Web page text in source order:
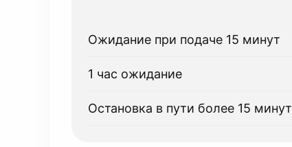
Ожидание при подаче 15 минут
1 час ожидание
Остановка в пути более 15 минут